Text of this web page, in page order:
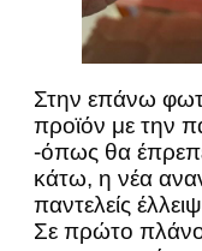
Στην επάνω
προϊόν με την
-όπως θα
κάτω, η νέα
παντελείς
Σε πρώτο πλάνο